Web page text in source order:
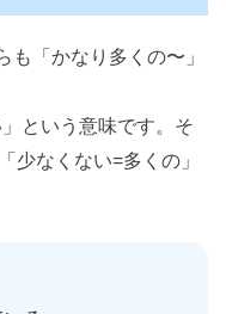
も「かなり多くの〜」
という意味です。そ
少なくない=多くの」